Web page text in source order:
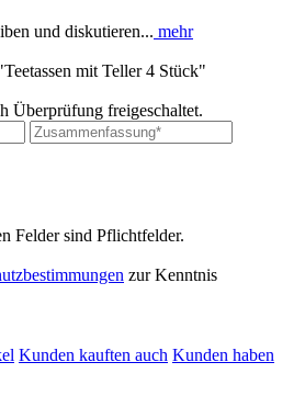
und diskutieren... mehr
mit Teller 4 Stück"
Überprüfung freigeschaltet.
Felder sind Pflichtfelder.
zur Kenntnis
Kunden kauften auch Kunden haben